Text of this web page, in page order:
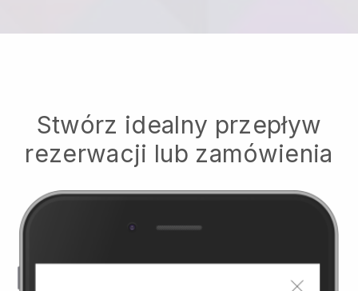
Stwórz idealny przepływ
rezerwacji lub zamówienia